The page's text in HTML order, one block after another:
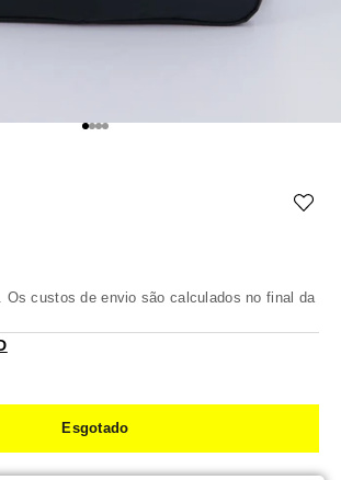
Ir para o artigo 1
Ir para o artigo 2
Ir para o artigo 3
Ir para o artigo 4
Oscustos de envio são calculados no final da
Esgotado